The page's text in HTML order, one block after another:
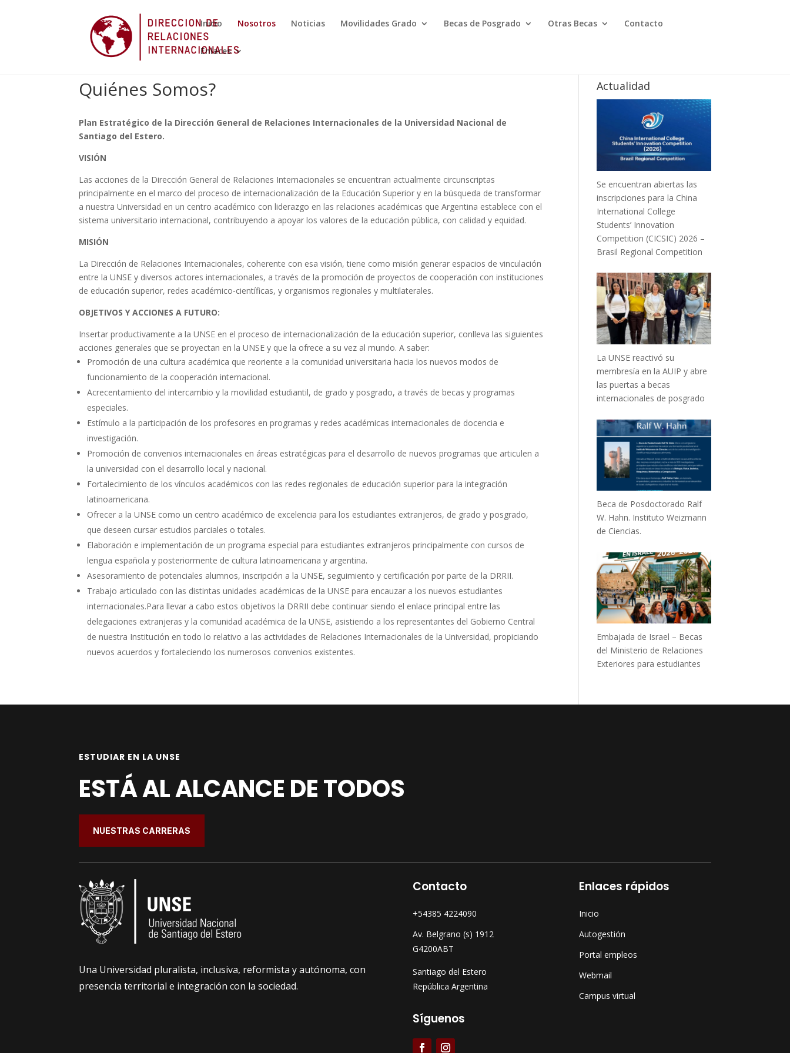
Inicio Nosotros Noticias Movilidades Grado Becas de Posgrado Otras Becas Contacto
Enlaces
Quiénes Somos?
Plan Estratégico de la Dirección General de Relaciones Internacionales de la Universidad Nacional de
Santiago del Estero.
VISIÓN
Las acciones de la Dirección General de Relaciones Internacionales se encuentran actualmente circunscriptas
principalmente en el marco del proceso de internacionalización de la Educación Superior y en la búsqueda de transformar
a nuestra Universidad en un centro académico con liderazgo en las relaciones académicas que Argentina establece con el
sistema universitario internacional, contribuyendo a apoyar los valores de la educación pública, con calidad y equidad.
MISIÓN
La Dirección de Relaciones Internacionales, coherente con esa visión, tiene como misión generar espacios de vinculación
entre la UNSE y diversos actores internacionales, a través de la promoción de proyectos de cooperación con instituciones
de educación superior, redes académico-científicas, y organismos regionales y multilaterales.
OBJETIVOS Y ACCIONES A FUTURO:
Insertar productivamente a la UNSE en el proceso de internacionalización de la educación superior, conlleva las siguientes
acciones generales que se proyectan en la UNSE y que la ofrece a su vez al mundo. A saber:
Promoción de una cultura académica que reoriente a la comunidad universitaria hacia los nuevos modos de
funcionamiento de la cooperación internacional.
Acrecentamiento del intercambio y la movilidad estudiantil, de grado y posgrado, a través de becas y programas
especiales.
Estímulo a la participación de los profesores en programas y redes académicas internacionales de docencia e
investigación.
Promoción de convenios internacionales en áreas estratégicas para el desarrollo de nuevos programas que articulen a
la universidad con el desarrollo local y nacional.
Fortalecimiento de los vínculos académicos con las redes regionales de educación superior para la integración
latinoamericana.
Ofrecer a la UNSE como un centro académico de excelencia para los estudiantes extranjeros, de grado y posgrado,
que deseen cursar estudios parciales o totales.
Elaboración e implementación de un programa especial para estudiantes extranjeros principalmente con cursos de
lengua española y posteriormente de cultura latinoamericana y argentina.
Asesoramiento de potenciales alumnos, inscripción a la UNSE, seguimiento y certificación por parte de la DRRII.
Trabajo articulado con las distintas unidades académicas de la UNSE para encauzar a los nuevos estudiantes
internacionales.Para llevar a cabo estos objetivos la DRRII debe continuar siendo el enlace principal entre las
delegaciones extranjeras y la comunidad académica de la UNSE, asistiendo a los representantes del Gobierno Central
de nuestra Institución en todo lo relativo a las actividades de Relaciones Internacionales de la Universidad, propiciando
nuevos acuerdos y fortaleciendo los numerosos convenios existentes.
Actualidad
Se encuentran abiertas las
inscripciones para la China
International College
Students’ Innovation
Competition (CICSIC) 2026 –
Brasil Regional Competition
La UNSE reactivó su
membresía en la AUIP y abre
las puertas a becas
internacionales de posgrado
Beca de Posdoctorado Ralf
W. Hahn. Instituto Weizmann
de Ciencias.
Embajada de Israel – Becas
del Ministerio de Relaciones
Exteriores para estudiantes
ESTUDIAR EN LA UNSE
ESTÁ AL ALCANCE DE TODOS
NUESTRAS CARRERAS
Una Universidad pluralista, inclusiva, reformista y autónoma, con
presencia territorial e integración con la sociedad.
Contacto
+54385 4224090
Av. Belgrano (s) 1912
G4200ABT
Santiago del Estero
República Argentina
Síguenos
Enlaces rápidos
Inicio
Autogestión
Portal empleos
Webmail
Campus virtual